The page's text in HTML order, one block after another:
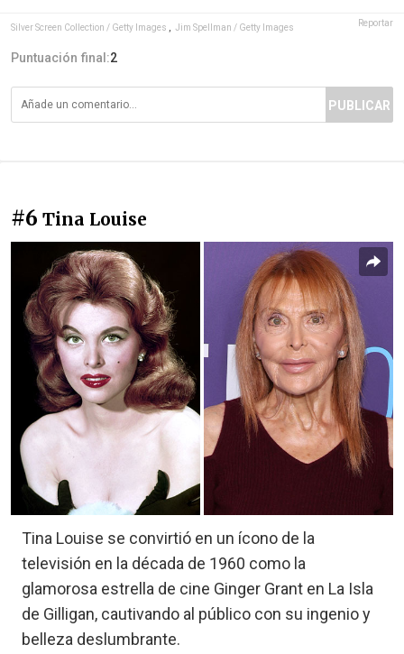
Silver Screen Collection / Getty Images , Jim Spellman / Getty Images Reportar
Puntuación final:2
PUBLICAR
#6 Tina Louise
Tina Louise se convirtió en un ícono de la
televisión en la década de 1960 como la
glamorosa estrella de cine Ginger Grant en La Isla
de Gilligan, cautivando al público con su ingenio y
belleza deslumbrante.